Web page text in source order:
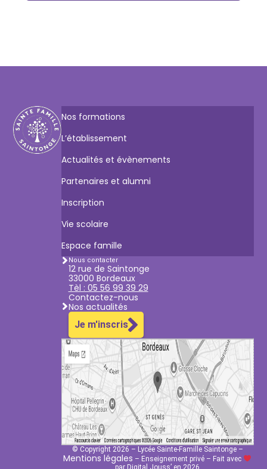
Nos formations
L’établissement
Actualités et évènements
Partenaires et alumni
Inscription
Vie scolaire
Espace famille
Nous contacter
12 rue de Saintonge
33000 Bordeaux
Tèl : 05 56 99 39 29
Contactez-nous
Nos actualités
Je m'inscris
© Copyright 2026 – Lycée Sainte-Famille Saintonge –
Mentions légales – Enseignement privé – Fait avec
par Digital Jouss’ en 2026